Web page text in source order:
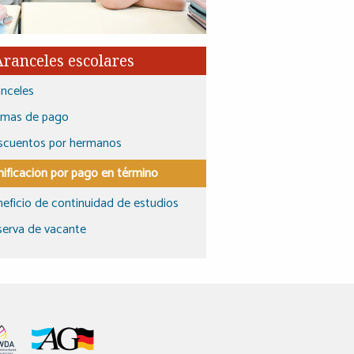
escolares
de pago
por hermanos
por pago en término
de continuidad de estudios
de vacante